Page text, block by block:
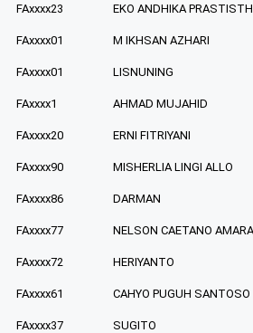
FAxxxx23 EKO ANDHIKA
FAxxxx01 M IKHSAN AZHARI
FAxxxx01 LISNUNING
FAxxxx1 AHMAD MUJAHID
FAxxxx20 ERNI FITRIYANI
FAxxxx90 MISHERLIA LINGI ALLO
FAxxxx86 DARMAN
FAxxxx77 NELSON CAETANO
FAxxxx72 HERIYANTO
FAxxxx61 CAHYO PUGUH SANTOSO
FAxxxx37 SUGITO